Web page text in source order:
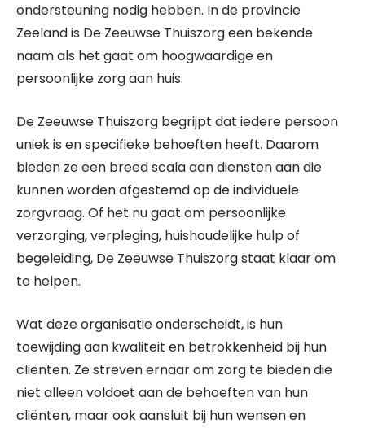
ondersteuning nodig hebben. In de provincie
Zeeland is De Zeeuwse Thuiszorg een bekende
naam als het gaat om hoogwaardige en
persoonlijke zorg aan huis.
De Zeeuwse Thuiszorg begrijpt dat iedere persoon
uniek is en specifieke behoeften heeft. Daarom
bieden ze een breed scala aan diensten aan die
kunnen worden afgestemd op de individuele
zorgvraag. Of het nu gaat om persoonlijke
verzorging, verpleging, huishoudelijke hulp of
begeleiding, De Zeeuwse Thuiszorg staat klaar om
te helpen.
Wat deze organisatie onderscheidt, is hun
toewijding aan kwaliteit en betrokkenheid bij hun
cliënten. Ze streven ernaar om zorg te bieden die
niet alleen voldoet aan de behoeften van hun
cliënten, maar ook aansluit bij hun wensen en